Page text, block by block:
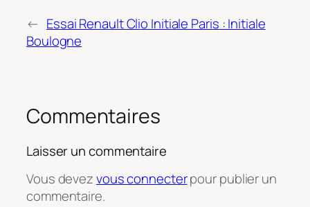
← Essai Renault Clio Initiale Paris : Initiale
Boulogne
Commentaires
Laisser un commentaire
Vous devezvous connecterpour publier un
commentaire.